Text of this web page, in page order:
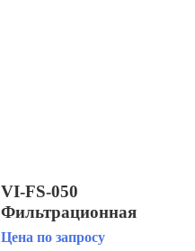
VI-FS-050
Фильтрационная
система для фонтана
Цена по запросу